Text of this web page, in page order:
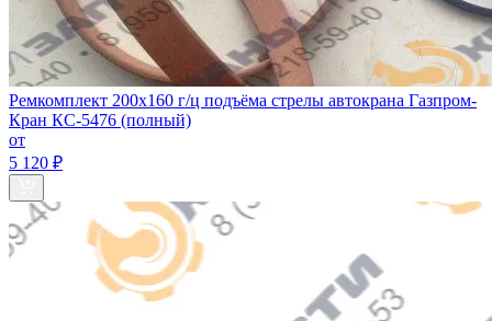
Ремкомплект 200х160 г/ц подъёма стрелы автокрана Газпром-
Кран КС-5476 (полный)
от
5 120 ₽